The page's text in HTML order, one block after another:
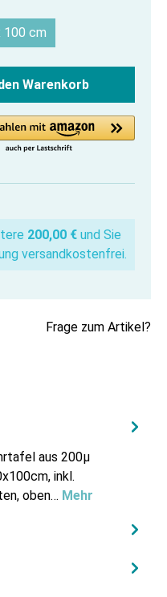
100 cm
Warenkorb
200,00 € und Sie
versandkostenfrei.
Frage zum Artikel?
aus 200µ
inkl.
oben… Mehr